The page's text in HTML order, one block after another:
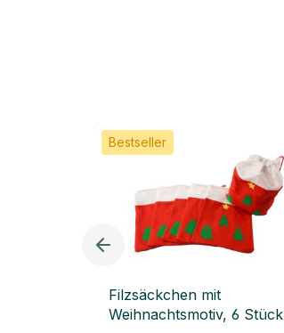
Bestseller
Filzsäckchen mit
Weihnachtsmotiv, 6 Stück